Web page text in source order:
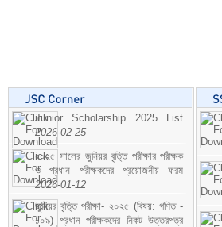
Junior Scholarship 2025 List
2026-02-25
২০২৫ সালের জুনিয়র বৃত্তি পরীক্ষার পরীক্ষক
ও প্রধান পরীক্ষকদের প্রয়োজনীয় ফরম
2026-01-12
জুনিয়র বৃত্তি পরীক্ষা- ২০২৫ (বিষয়: গণিত -
১০৯) প্রধান পরীক্ষকদের নিকট উত্তরপত্র